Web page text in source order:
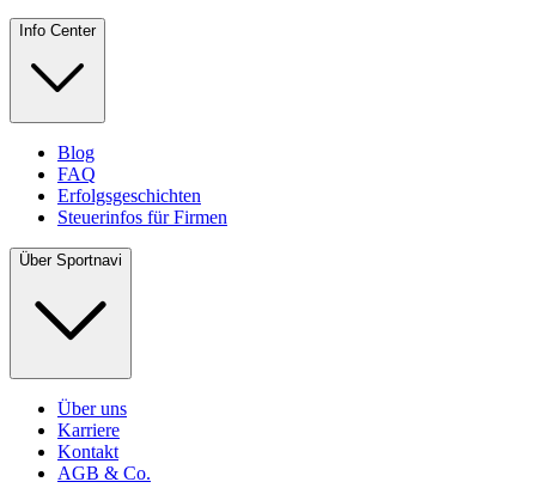
Info Center
Blog
FAQ
Erfolgsgeschichten
Steuerinfos für Firmen
Über Sportnavi
Über uns
Karriere
Kontakt
AGB & Co.